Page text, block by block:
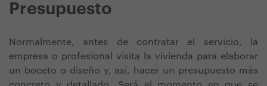
Presupuesto
Normalmente, antes de contratar el servicio, la
empresa o profesional visita la vivienda para elaborar
un boceto o diseño y, así, hacer un presupuesto más